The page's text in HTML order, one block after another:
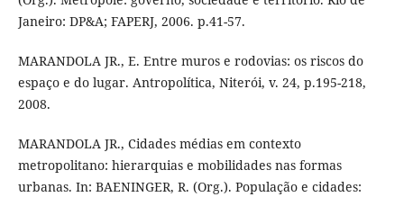
Janeiro: DP&A; FAPERJ, 2006. p.41-57.
MARANDOLA JR., E. Entre muros e rodovias: os riscos do
espaço e do lugar. Antropolítica, Niterói, v. 24, p.195-218,
2008.
MARANDOLA JR., Cidades médias em contexto
metropolitano: hierarquias e mobilidades nas formas
urbanas. In: BAENINGER, R. (Org.). População e cidades: